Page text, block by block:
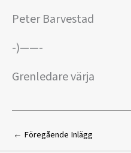
Peter Barvestad
-)——-
Grenledare värja
← Föregående Inlägg